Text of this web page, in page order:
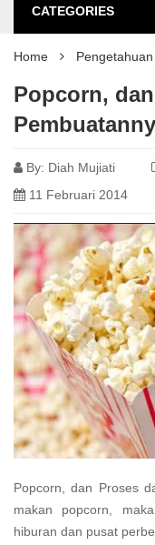
CATEGORIES
Home Pengetahuan
Popcorn,
By: Diah Mujiati
11 Februari 2014
Popcorn, dan Proses
makan popcorn,
hiburan dan pusat